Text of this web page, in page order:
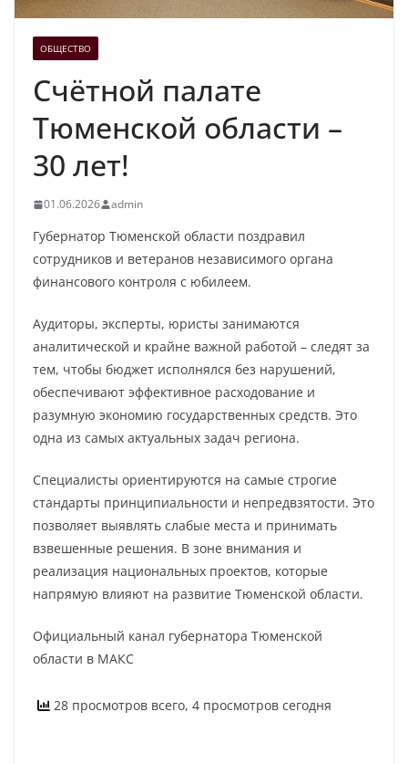
ОБЩЕСТВО
Счётной палате
Тюменской области –
30 лет!
01.06.2026 admin
Губернатор Тюменской области поздравил
сотрудников и ветеранов независимого органа
финансового контроля с юбилеем.
Аудиторы, эксперты, юристы занимаются
аналитической и крайне важной работой – следят за
тем, чтобы бюджет исполнялся без нарушений,
обеспечивают эффективное расходование и
разумную экономию государственных средств. Это
одна из самых актуальных задач региона.
Специалисты ориентируются на самые строгие
стандарты принципиальности и непредвзятости. Это
позволяет выявлять слабые места и принимать
взвешенные решения. В зоне внимания и
реализация национальных проектов, которые
напрямую влияют на развитие Тюменской области.
Официальный канал губернатора Тюменской
области в МАКС
28 просмотров всего, 4 просмотров сегодня